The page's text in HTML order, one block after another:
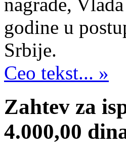
nagrade,
godine u
Srbije.
Ceo tekst... »
Zahtev za
4.000,00